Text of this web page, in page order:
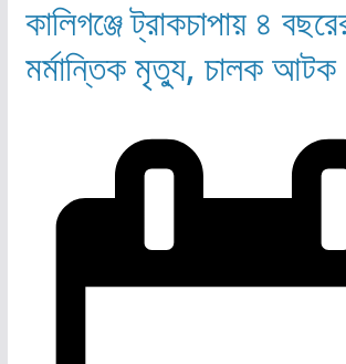
কালিগঞ্জে ট্রাকচাপায় ৪
মর্মান্তিক মৃত্যু, চালক আটক